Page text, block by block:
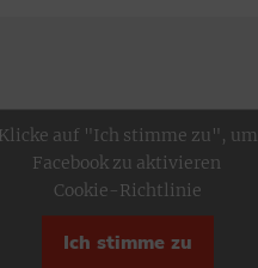
auf "Ich stimme zu", um
Facebook zu aktivieren
Cookie-Richtlinie
Ich stimme zu